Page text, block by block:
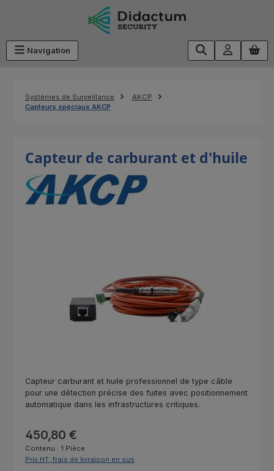
Passer au contenu principal
Navigation
Systèmes de Surveillance
AKCP
Capteurs spéciaux AKCP
Capteur de carburant et d'huile
Capteur carburant et huile professionnel de type câble
pour une détection précise des fuites avec positionnement
automatique dans les infrastructures critiques.
Prix régulier :
450,80 €
Contenu : 1 Pièce
Prix HT, frais de livraison en sus